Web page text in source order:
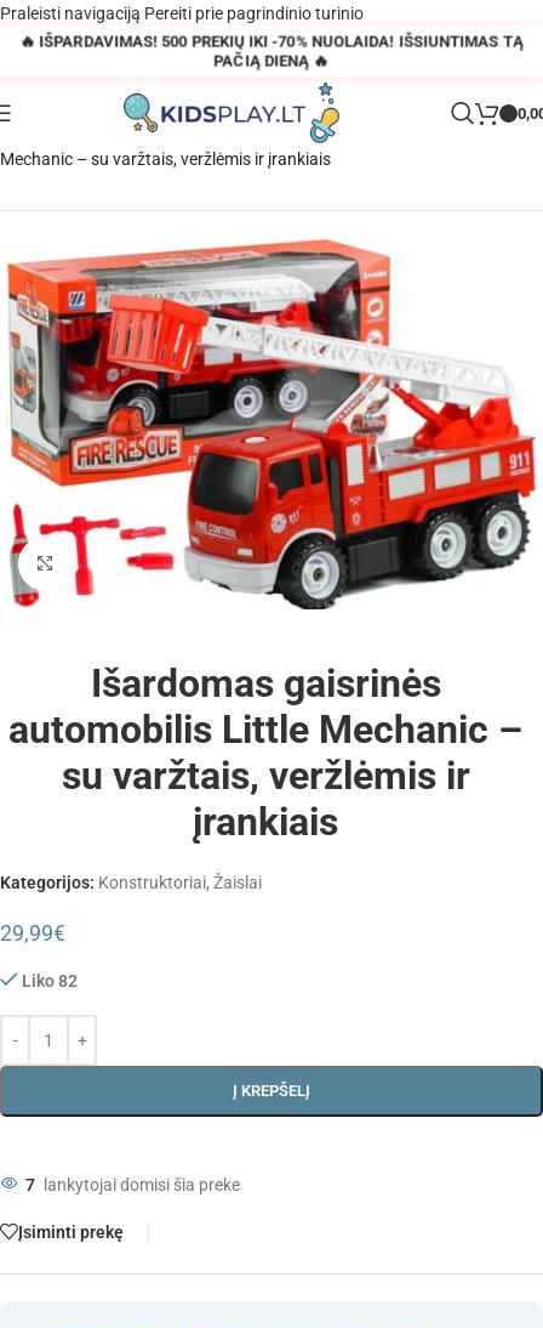
Praleisti navigaciją Pereiti prie pagrindinio turinio
🔥 IŠPARDAVIMAS! 500 PREKIŲ IKI -70% NUOLAIDA! IŠSIUNTIMAS TĄ
PAČIĄ DIENĄ 🔥
Parduotuvė
Išardomas gaisrinės automobilis Little
Mechanic – su varžtais, veržlėmis ir įrankiais
Padidinti
Išardomas gaisrinės
automobilis Little Mechanic –
su varžtais, veržlėmis ir
įrankiais
Kategorijos: Konstruktoriai, Žaislai
29,99€
Liko 82
Į KREPŠELĮ
7 lankytojai domisi šia preke
Įsiminti prekę